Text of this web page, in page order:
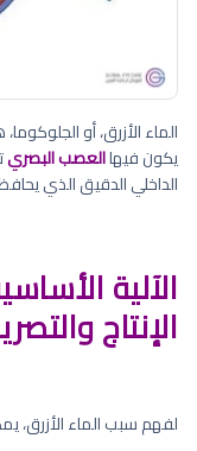
الماء الأزرق، أو
يكون فيهاالعصب البصري
الداخلي الدقيق الذي
الآلية
الإنتاج
لفهم سبب الماء الأزرق،